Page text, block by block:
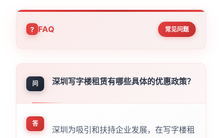
FAQ 常见问题
问 深圳写字楼租赁有哪些具体的优惠政策？
答
深圳为吸引和扶持企业发展，在写字楼租